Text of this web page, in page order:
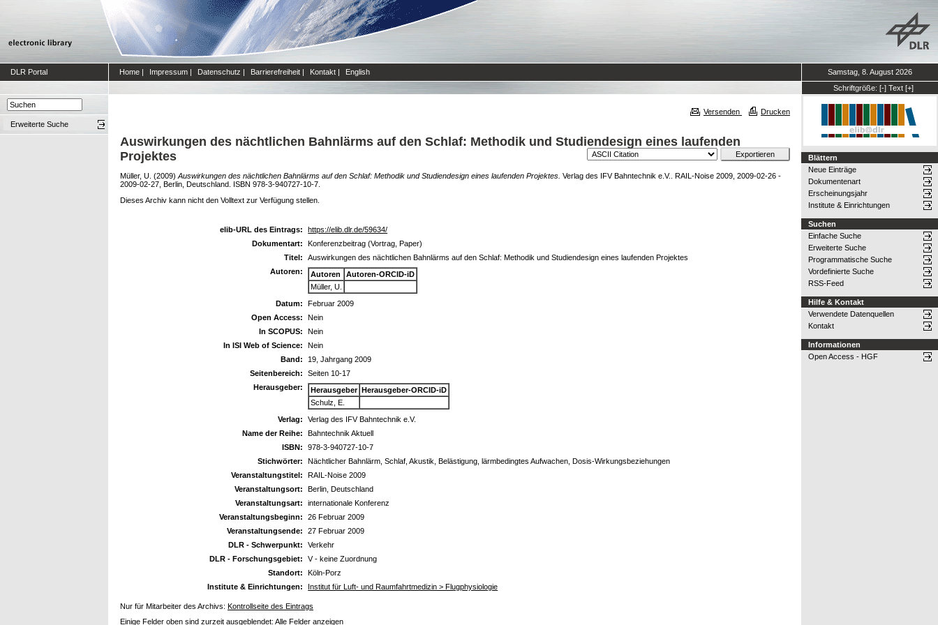
DLR Portal Home | Impressum | Datenschutz | Barrierefreiheit | Kontakt | English
Samstag, 8. August 2026
Schriftgröße: [-] Text [+]
Erweiterte Suche
Versenden Drucken
Auswirkungen des nächtlichen Bahnlärms auf den Schlaf: Methodik und Studiendesign eines laufenden
Projektes
Müller, U. (2009) Auswirkungen des nächtlichen Bahnlärms auf den Schlaf: Methodik und Studiendesign eines laufenden Projektes. Verlag des IFV Bahntechnik e.V.. RAIL-Noise 2009, 2009-02-26 -
2009-02-27, Berlin, Deutschland. ISBN 978-3-940727-10-7.
Dieses Archiv kann nicht den Volltext zur Verfügung stellen.
elib-URL des Eintrags:
https://elib.dlr.de/59634/
Dokumentart:
Konferenzbeitrag (Vortrag, Paper)
Titel:
Auswirkungen des nächtlichen Bahnlärms auf den Schlaf: Methodik und Studiendesign eines laufenden Projektes
Autoren:
Autoren
Autoren-ORCID-iD
Müller, U.
Datum:
Februar 2009
Open Access:
Nein
In SCOPUS:
Nein
In ISI Web of Science:
Nein
Band:
19, Jahrgang 2009
Seitenbereich:
Seiten 10-17
Herausgeber:
Herausgeber Herausgeber-ORCID-iD
Schulz, E.
Verlag:
Verlag des IFV Bahntechnik e.V.
Name der Reihe:
Bahntechnik Aktuell
ISBN:
978-3-940727-10-7
Stichwörter:
Nächtlicher Bahnlärm, Schlaf, Akustik, Belästigung, lärmbedingtes Aufwachen, Dosis-Wirkungsbeziehungen
Veranstaltungstitel:
RAIL-Noise 2009
Veranstaltungsort:
Berlin, Deutschland
Veranstaltungsart:
internationale Konferenz
Veranstaltungsbeginn:
26 Februar 2009
Veranstaltungsende:
27 Februar 2009
DLR - Schwerpunkt:
Verkehr
DLR - Forschungsgebiet:
V - keine Zuordnung
Standort:
Köln-Porz
Institute & Einrichtungen:
Institut für Luft- und Raumfahrtmedizin > Flugphysiologie
Nur für Mitarbeiter des Archivs: Kontrollseite des Eintrags
Einige Felder oben sind zurzeit ausgeblendet: Alle Felder anzeigen
Blättern
Neue Einträge
Dokumentenart
Erscheinungsjahr
Institute & Einrichtungen
Suchen
Einfache Suche
Erweiterte Suche
Programmatische Suche
Vordefinierte Suche
RSS-Feed
Hilfe & Kontakt
Verwendete Datenquellen
Kontakt
Informationen
Open Access - HGF